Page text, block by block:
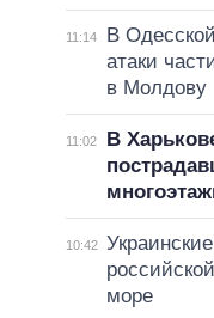
11:14
В
атаки
в Молдову
11:02
В
10:42
море